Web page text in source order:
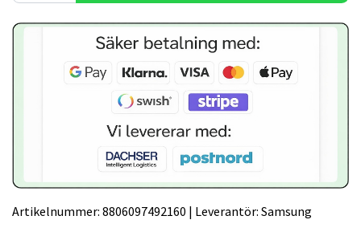
Artikelnummer: 8806097492160 | Leverantör: Samsung